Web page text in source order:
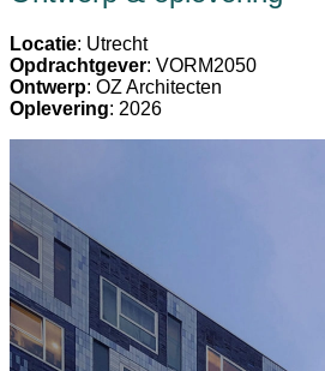
Locatie: Utrecht
Opdrachtgever: VORM2050
Ontwerp: OZ Architecten
Oplevering: 2026